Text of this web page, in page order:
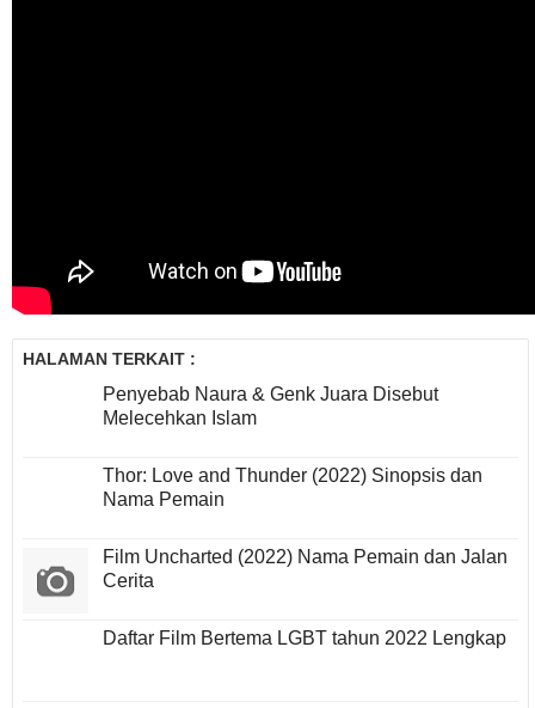
HALAMAN TERKAIT :
Penyebab Naura & Genk Juara Disebut
Melecehkan Islam
Thor: Love and Thunder (2022) Sinopsis dan
Nama Pemain
Film Uncharted (2022) Nama Pemain dan Jalan
Cerita
Daftar Film Bertema LGBT tahun 2022 Lengkap